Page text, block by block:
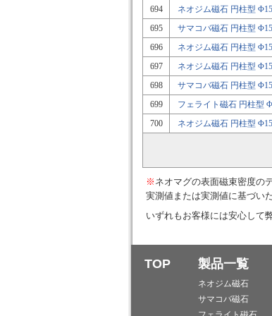
694 ネオジム磁石 円柱型
695
サマコバ磁石 円柱型
696
ネオジム磁石 円柱型
697
ネオジム磁石 円柱型
698
サマコバ磁石 円柱型
699
フェライト磁石 円柱型
700
ネオジム磁石 円柱型
※ ネオマグの表面磁束密度の
実測値または実測値に基づい
いずれもお客様には安心して
TOP 製品一覧
ネオジム磁石
サマコバ磁石